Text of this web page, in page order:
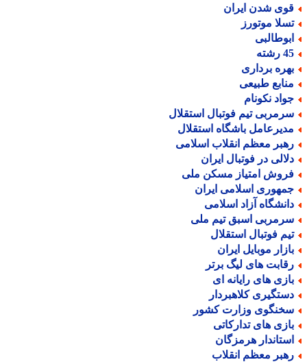
شدن ایران
موتورز
برداری
طبیعی
نکونام
تیم فوتبال استقلال
باشگاه استقلال
معظم انقلاب اسلامی
در فوتبال ایران
امتیاز مسکن ملی
اسلامی ایران
آزاد اسلامی
اسبق تیم ملی
فوتبال استقلال
موبایل ایران
های لیگ برتر
های رایانه ای
کلاهبردار
وزارت کشور
های تدارکاتی
هرمزگان
معظم انقلاب